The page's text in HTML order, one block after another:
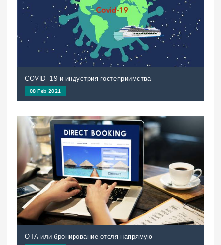
COVID-19 и индустрия гостеприимства
08 Feb 2021
ОТА или бронирование отеля напрямую